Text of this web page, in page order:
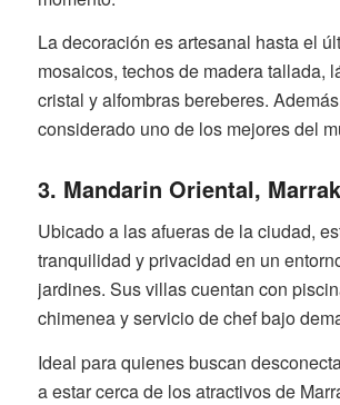
La decoración es artesanal hasta el
mosaicos, techos de madera tallada,
cristal y alfombras bereberes.
considerado uno de los mejores del
3. Mandarin Oriental,
Ubicado a las afueras de la ciudad,
tranquilidad y privacidad en un
jardines. Sus villas cuentan con
chimenea y servicio de chef bajo
Ideal para quienes buscan
a estar cerca de los atractivos de